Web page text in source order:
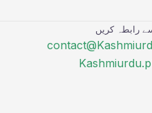
رابطہ کریں